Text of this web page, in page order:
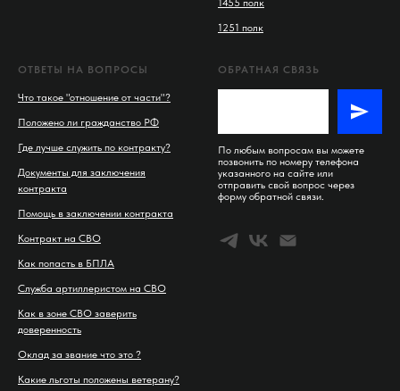
1251 полк
ОТВЕТЫ НА ВОПРОСЫ
Что такое "отношение от части"?
Положено ли гражданство РФ
Где лучше служить по контракту?
Документы для заключения
контракта
Помощь в заключении контракта
Контракт на СВО
Как попасть в БПЛА
Служба артиллеристом на СВО
Как в зоне СВО заверить
доверенность
Оклад за звание что это ?
Какие льготы положены ветерану?
ОБРАТНАЯ СВЯЗЬ
По любым вопросам вы можете
позвонить по номеру телефона
указанного на сайте или
отправить свой вопрос через
форму обратной связи.